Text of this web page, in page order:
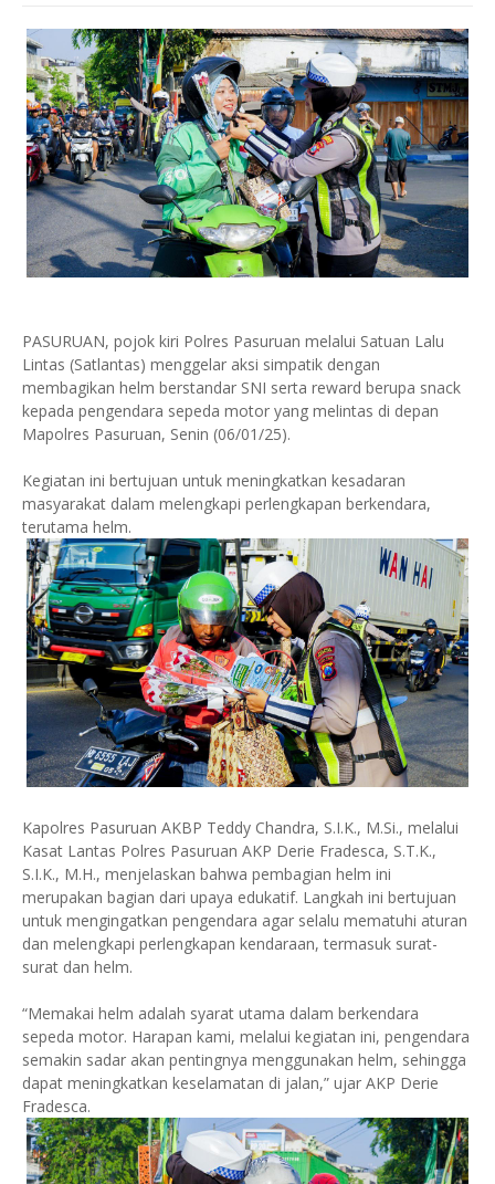
PASURUAN, pojok kiri Polres Pasuruan melalui Satuan Lalu
Lintas (Satlantas) menggelar aksi simpatik dengan
membagikan helm berstandar SNI serta reward berupa snack
kepada pengendara sepeda motor yang melintas di depan
Mapolres Pasuruan, Senin (06/01/25).
Kegiatan ini bertujuan untuk meningkatkan kesadaran
masyarakat dalam melengkapi perlengkapan berkendara,
terutama helm.
Kapolres Pasuruan AKBP Teddy Chandra, S.I.K., M.Si., melalui
Kasat Lantas Polres Pasuruan AKP Derie Fradesca, S.T.K.,
S.I.K., M.H., menjelaskan bahwa pembagian helm ini
merupakan bagian dari upaya edukatif. Langkah ini bertujuan
untuk mengingatkan pengendara agar selalu mematuhi aturan
dan melengkapi perlengkapan kendaraan, termasuk surat-
surat dan helm.
“Memakai helm adalah syarat utama dalam berkendara
sepeda motor. Harapan kami, melalui kegiatan ini, pengendara
semakin sadar akan pentingnya menggunakan helm, sehingga
dapat meningkatkan keselamatan di jalan,” ujar AKP Derie
Fradesca.